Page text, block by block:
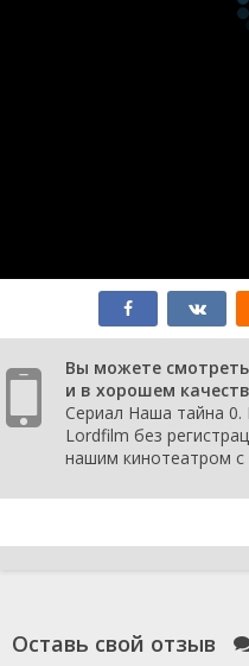
Вы можете
и в хорошем
Сериал Наша тайна
Lordfilm без
нашим кинотеатром с
Оставь свой отзыв